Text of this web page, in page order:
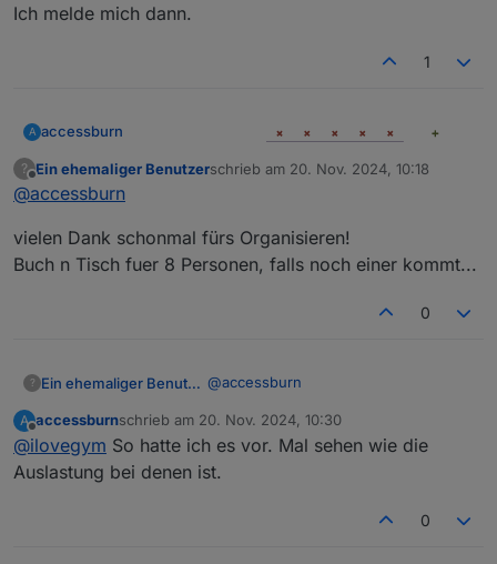
Ich melde mich dann.
1
A accessburn
Ich werde heute Nachmittag beide Termine mal
anfragen nach Verfügbarkeit, da die beiden Tage
? Ein ehemaliger Benutzerschrieb am 20. Nov. 2024, 10:18
zuletzt editiert von
@accessburn
vielen Dank schonmal fürs Organisieren!
Buch n Tisch fuer 8 Personen, falls noch einer kommt...
0
? Ein ehemaliger Benutzer @accessburn
vielen Dank schonmal fürs
Organisieren!
Buch n Tisch fuer 8 Personen, falls
A
Offline
accessburnschrieb am 20. Nov. 2024, 10:30
zuletzt editiert von
@ilovegym So hatte ich es vor. Mal sehen wie die
Auslastung bei denen ist.
0